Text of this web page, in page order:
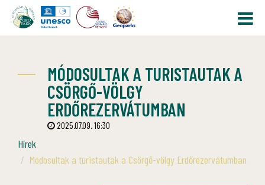
MÓDOSULTAK A TURISTAUTAK A
CSÖRGŐ-VÖLGY
ERDŐREZERVÁTUMBAN
2025.07.09. 16:30
Hírek
Módosultak a turistautak a Csörgő-völgy Erdőrezervátumban